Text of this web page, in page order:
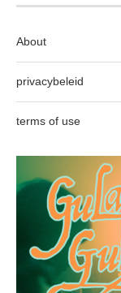
About
privacybeleid
terms of use